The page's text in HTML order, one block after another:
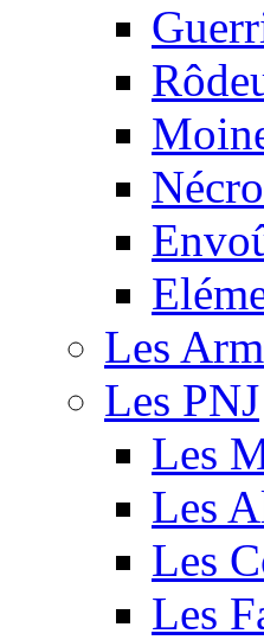
Les
Les PNJ
Les
Les
Les
Les